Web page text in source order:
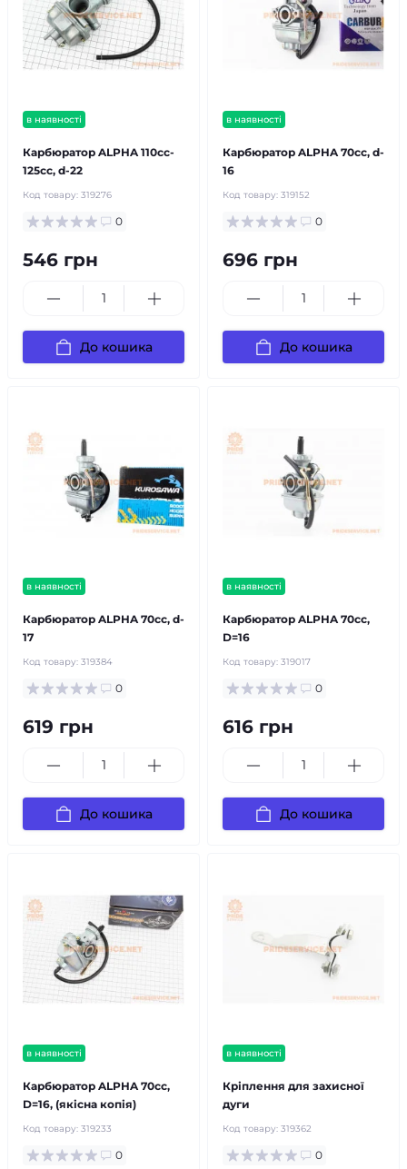
в наявності
Карбюратор ALPHA 110cc-
125cc, d-22
Код товару: 319276
0
546 грн
До кошика
в наявності
Карбюратор ALPHA 70cc, d-
16
Код товару: 319152
0
696 грн
До кошика
в наявності
Карбюратор ALPHA 70cc, d-
17
Код товару: 319384
0
619 грн
До кошика
в наявності
Карбюратор ALPHA 70cc,
D=16
Код товару: 319017
0
616 грн
До кошика
в наявності
Карбюратор ALPHA 70cc,
D=16, (якісна копія)
Код товару: 319233
0
в наявності
Кріплення для захисної
дуги
Код товару: 319362
0